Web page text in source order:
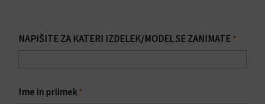
r
e
k
NAPIŠITE ZA KATERI IZDELEK/MODEL SE ZANIMATE *
Ime in priimek*